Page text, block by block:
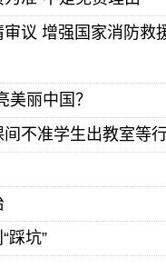
议 增强国家消防救
美丽中国？
不准学生出教室等
踩坑”